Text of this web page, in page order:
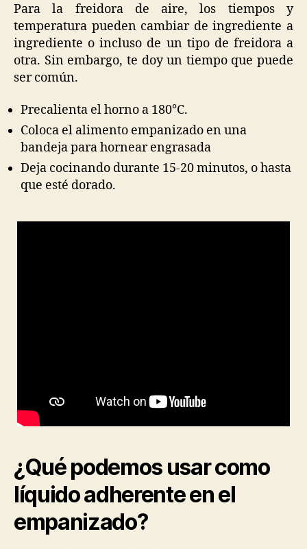
Para la freidora de aire, los tiempos y
temperatura pueden cambiar de ingrediente a
ingrediente o incluso de un tipo de freidora a
otra. Sin embargo, te doy un tiempo que puede
ser común.
Precalienta el horno a 180°C.
Coloca el alimento empanizado en una
bandeja para hornear engrasada
Deja cocinando durante 15-20 minutos, o hasta
que esté dorado.
¿Qué podemos usar como
líquido adherente en el
empanizado?